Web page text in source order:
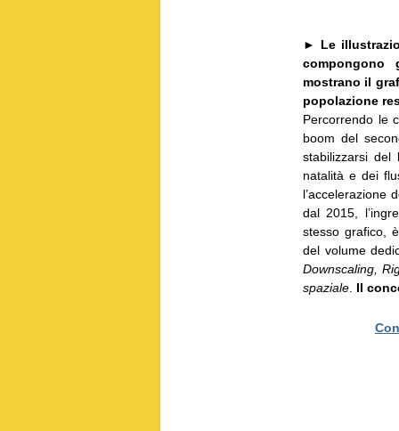
► Le
compongono
mostrano il
popolazione
Percorrendo le
boom del
stabilizzarsi del
natalità e dei
l’accelerazione
dal 2015,
stesso grafico,
del volume
Downscaling,
spaziale Il